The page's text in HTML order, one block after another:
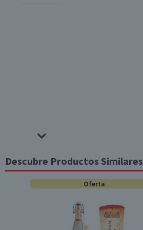
Descubre Productos Similares
Oferta